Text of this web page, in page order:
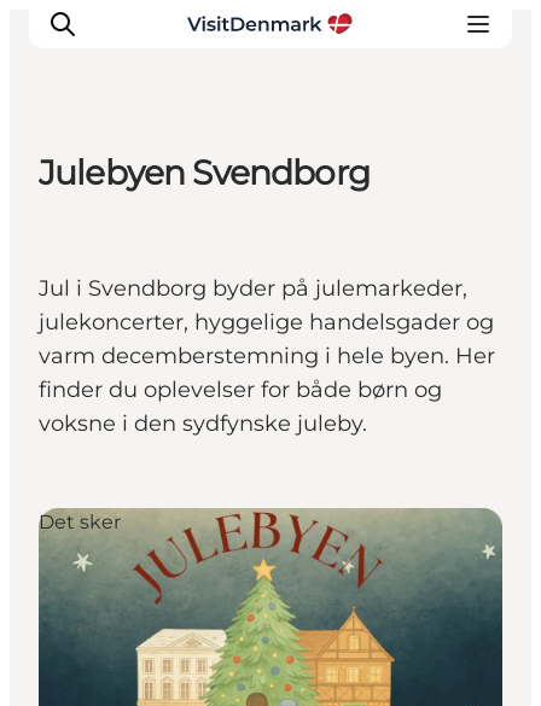
Oplevelser
Overnatning
Planlæg ferien
Julebyen Svendborg
Jul i Svendborg byder på julemarkeder,
julekoncerter, hyggelige handelsgader og
varm decemberstemning i hele byen. Her
finder du oplevelser for både børn og
voksne i den sydfynske juleby.
Det sker